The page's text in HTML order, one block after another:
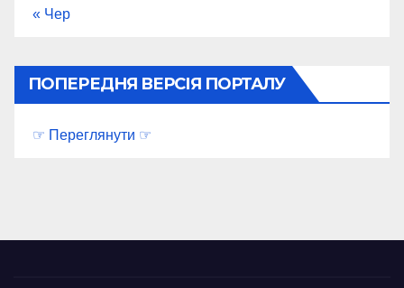
« Чер
ПОПЕРЕДНЯ ВЕРСІЯ ПОРТАЛУ
☞ Переглянути ☞